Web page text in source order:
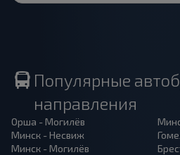
Популярные
направления
Орша - Могилёв
Минск - Несвиж
Минск - Могилёв